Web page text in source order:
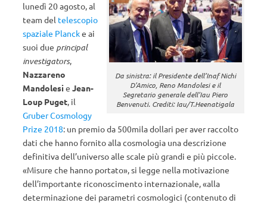
Da sinistra: il Presidente dell’Inaf Nichi
D’Amico, Reno Mandolesi e il
Segretario generale dell’Iau Piero
Benvenuti. Crediti: Iau/T.Heenatigala
lunedì 20 agosto, al
team del telescopio
spaziale Plancke ai
suoi due principal
investigators,
Nazzareno
Mandolesi e Jean-
Loup Puget, il
Gruber Cosmology
Prize 2018: un premio da 500mila dollari per aver raccolto
dati che hanno fornito alla cosmologia una descrizione
definitiva dell’universo alle scale più grandi e più piccole.
«Misure che hanno portato», si legge nella motivazione
dell’importante riconoscimento internazionale, «alla
determinazione dei parametri cosmologici (contenuto di